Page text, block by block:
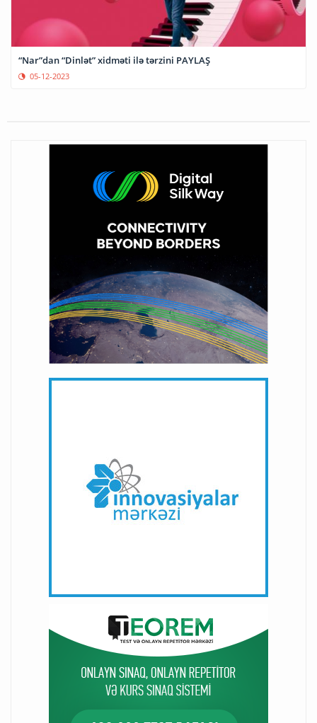
“Nar”dan “Dinlət” xidməti ilə tərzini PAYLAŞ
05-12-2023